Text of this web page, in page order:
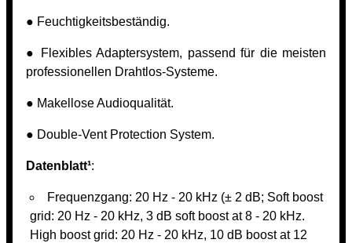
● Feuchtigkeitsbeständig.
● Flexibles Adaptersystem, passend für die meisten
professionellen Drahtlos-Systeme.
● Makellose Audioqualität.
● Double-Vent Protection System.
Datenblatt¹:
Frequenzgang: 20 Hz - 20 kHz (± 2 dB; Soft boost
grid: 20 Hz - 20 kHz, 3 dB soft boost at 8 - 20 kHz.
High boost grid: 20 Hz - 20 kHz, 10 dB boost at 12